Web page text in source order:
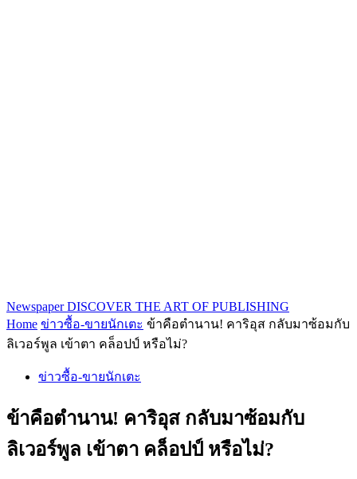
Newspaper DISCOVER THE ART OF PUBLISHING
Home ข่าวซื้อ-ขายนักเตะ ข้าคือตำนาน! คาริอุส กลับมาซ้อมกับ
ลิเวอร์พูล เข้าตา คล็อปป์ หรือไม่?
ข่าวซื้อ-ขายนักเตะ
ข้าคือตำนาน! คาริอุส กลับมาซ้อมกับ
ลิเวอร์พูล เข้าตา คล็อปป์ หรือไม่?